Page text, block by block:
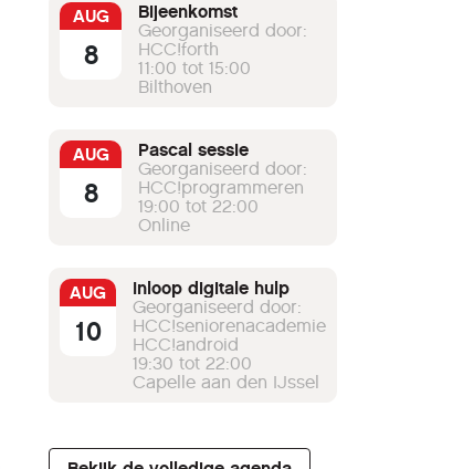
AUG
8
Bijeenkomst
Georganiseerd door:
HCC!forth
11:00 tot 15:00
Bilthoven
AUG
8
Pascal sessie
Georganiseerd door:
HCC!programmeren
19:00 tot 22:00
Online
AUG
10
Inloop digitale hulp
Georganiseerd door:
HCC!seniorenacademie
HCC!android
19:30 tot 22:00
Capelle aan den IJssel